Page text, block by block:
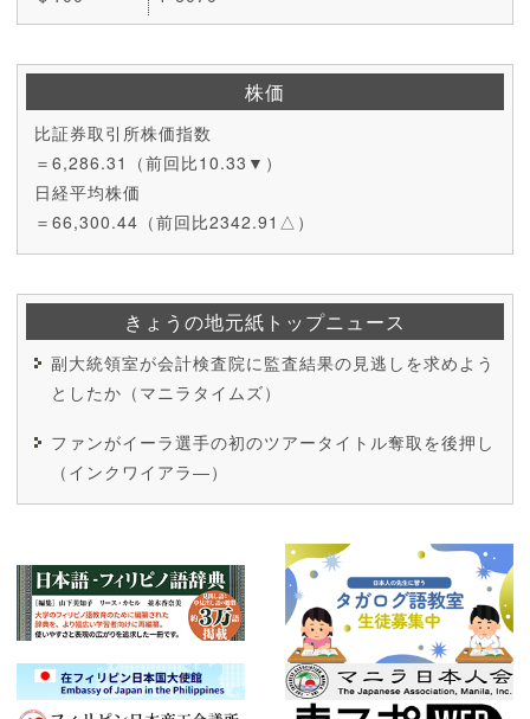
株価
比証券取引所株価指数
＝6,286.31（前回比10.33▼）
日経平均株価
＝66,300.44（前回比2342.91△）
きょうの地元紙トップニュース
副大統領室が会計検査院に監査結果の見逃しを求めよう
としたか（マニラタイムズ）
ファンがイーラ選手の初のツアータイトル奪取を後押し
（インクワイアラ―）